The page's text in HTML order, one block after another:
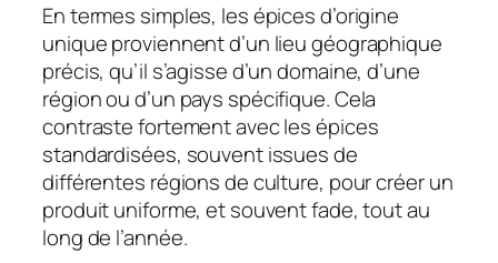
En termes simples, les épices d’origine
unique proviennent d’un lieu géographique
précis, qu’il s’agisse d’un domaine, d’une
région ou d’un pays spécifique. Cela
contraste fortement avec les épices
standardisées, souvent issues de
différentes régions de culture, pour créer un
produit uniforme, et souvent fade, tout au
long de l’année.